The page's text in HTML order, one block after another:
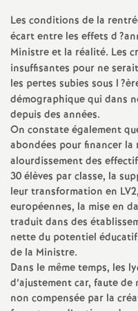
Les conditions de la
écart entre les effets d
Ministre et la réalité. Les
insuffisantes pour ne
les pertes subies sous l
démographique qui dans
depuis des années.
On constate également
abondées pour financer
alourdissement des
30 élèves par classe, la
leur transformation en LV2
européennes, la mise en
traduit dans des
nette du potentiel
de la Ministre.
Dans le même temps, les
d’ajustement car, faute
non compensée par la